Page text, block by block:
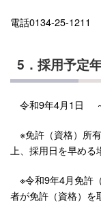
電話0134-25-1211
5．採用予定
令和9年4月1日
※免許（資格）所
上、採用日を早める
※令和9年4月免許
者が免許（資格）を